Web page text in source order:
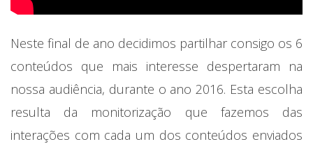
Neste final de ano decidimos partilhar consigo os 6
conteúdos que mais interesse despertaram na
nossa audiência, durante o ano 2016. Esta escolha
resulta da monitorização que fazemos das
interações com cada um dos conteúdos enviados